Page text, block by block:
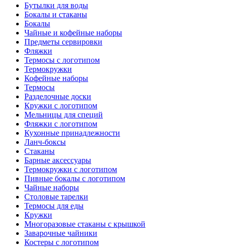
Бутылки для воды
Бокалы и стаканы
Бокалы
Чайные и кофейные наборы
Предметы сервировки
Фляжки
Термосы с логотипом
Термокружки
Кофейные наборы
Термосы
Разделочные доски
Кружки с логотипом
Мельницы для специй
Фляжки с логотипом
Кухонные принадлежности
Ланч-боксы
Стаканы
Барные аксессуары
Термокружки с логотипом
Пивные бокалы с логотипом
Чайные наборы
Столовые тарелки
Термосы для еды
Кружки
Многоразовые стаканы с крышкой
Заварочные чайники
Костеры с логотипом